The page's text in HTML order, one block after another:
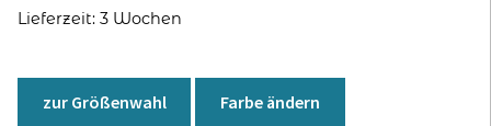
Lieferzeit: 3 Wochen
zur Größenwahl Farbe ändern